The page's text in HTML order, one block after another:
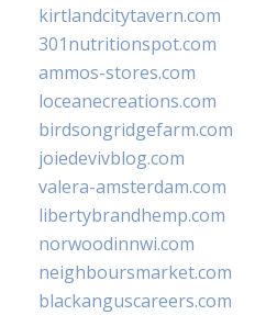
kirtlandcitytavern.com
301nutritionspot.com
ammos-stores.com
loceanecreations.com
birdsongridgefarm.com
joiedevivblog.com
valera-amsterdam.com
libertybrandhemp.com
norwoodinnwi.com
neighboursmarket.com
blackanguscareers.com